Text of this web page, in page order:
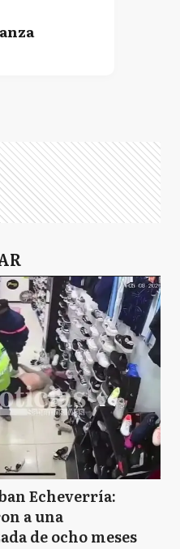
Echeverría:
a una
de ocho meses